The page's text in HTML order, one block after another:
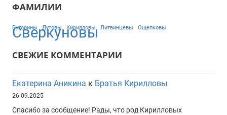
ФАМИЛИИ
Буторины Дутовы Кирилловы Литвинцевы Ощепковы
Сверкуновы
СВЕЖИЕ КОММЕНТАРИИ
Екатерина Аникина к Братья Кирилловы
26.09.2025
Спасибо за сообщение! Рады, что род Кирилловых